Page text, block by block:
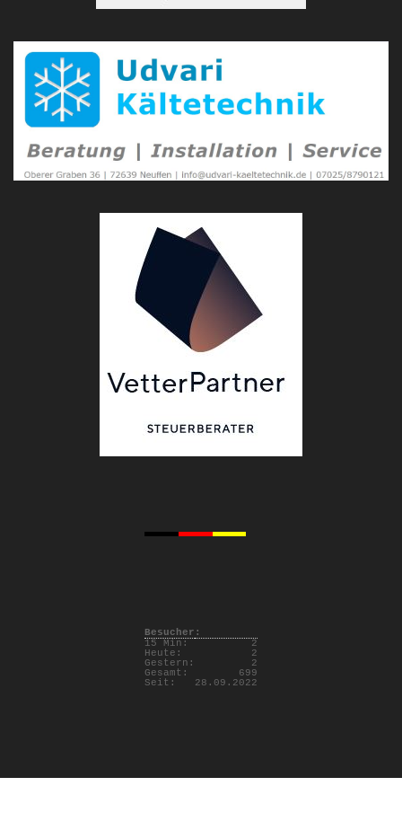
Besucher:
15 Min:
2
Heute:
2
Gestern:
2
Gesamt:
699
Seit:
28.09.2022